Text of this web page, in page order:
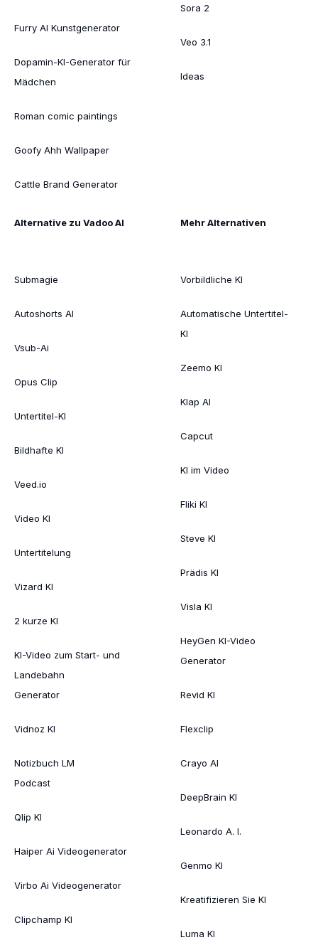
Furry AI Kunstgenerator
Dopamin-KI-Generator für
Mädchen
Roman comic paintings
Goofy Ahh Wallpaper
Cattle Brand Generator
Sora 2
Veo 3.1
Ideas
Alternative zu Vadoo AI
Submagie
Autoshorts AI
Vsub-Ai
Opus Clip
Untertitel-KI
Bildhafte KI
Veed.io
Video KI
Untertitelung
Vizard KI
2 kurze KI
KI-Video zum Start- und
Landebahn
Generator
Vidnoz KI
Notizbuch LM
Podcast
Qlip KI
Haiper Ai Videogenerator
Virbo Ai Videogenerator
Clipchamp KI
Mehr Alternativen
Vorbildliche KI
Automatische Untertitel-
KI
Zeemo KI
Klap AI
Capcut
KI im Video
Fliki KI
Steve KI
Prädis KI
Visla KI
HeyGen KI-Video
Generator
Revid KI
Flexclip
Crayo AI
DeepBrain KI
Leonardo A. I.
Genmo KI
Kreatifizieren Sie KI
Luma KI